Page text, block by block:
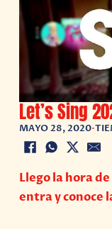
Let’s Sing
MAYO 28, 2020•
Llego la hora
entra y conoce